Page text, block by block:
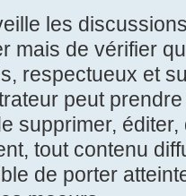
les
mais de vérifier
respectueux et
peut
supprimer,
tout contenu
de porter